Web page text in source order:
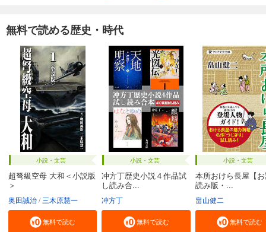
無料で読める歴史・時代
小説・文芸
超弩級空母 大和＜小説版
＞
奥田誠治 三木原慧一
無料で読む
小説・文芸
冲方丁歴史小説４作品試
し読み合...
冲方丁
無料で読む
小説・文芸
本所おけら長屋【
読み版・...
畠山健二
無料で読む